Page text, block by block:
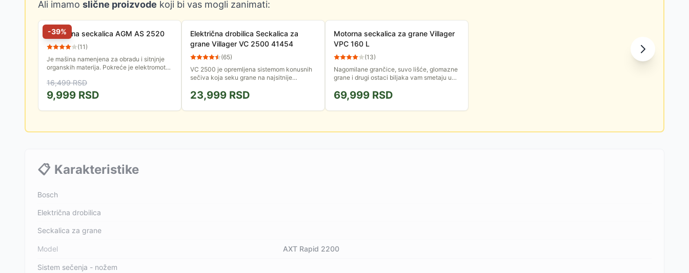
Ali imamo slične proizvode koji bi vas mogli zanimati:
-39%
Električna seckalica AGM AS 2520
(11)
Je mašina namenjena za obradu i sitnjnje
organskih materija. Pokreće je elektromotor
16,499RSD
9,999 RSD
Električna drobilica Seckalica za
grane Villager VC 2500 41454
(65)
VC 2500 je opremljena sistemom konusnih
sečiva koja seku grane na najsitnije
pogodna za pravljenje briketa za ogrev.
23,999 RSD
Motorna seckalica za grane Villager
VPC 160 L
(13)
Nagomilane grančice, suvo lišće, glomazne
grane i drugi ostaci biljaka vam smetaju u
da se efikasno...
69,999 RSD
📋 Karakteristike
Bosch
Električna drobilica
Seckalica za grane
Model AXT Rapid 2200
Sistem sečenja - nožem